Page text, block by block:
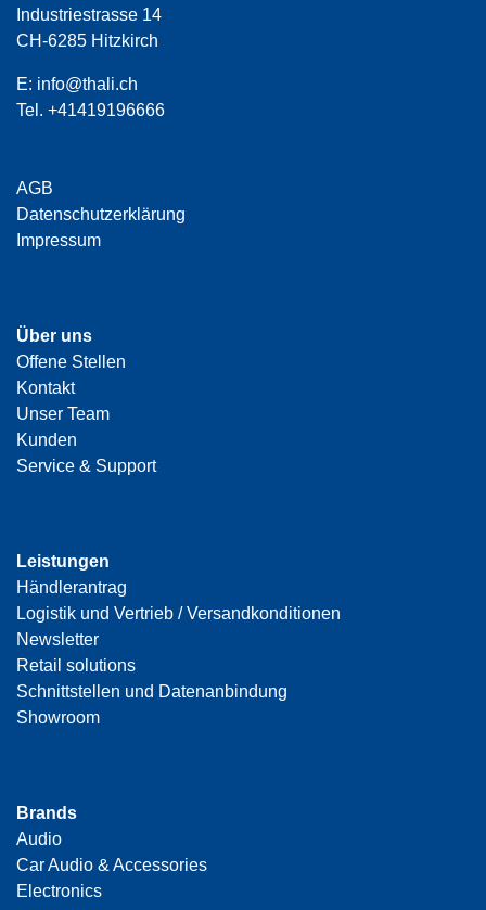
Industriestrasse 14
CH-6285 Hitzkirch
E: info@thali.ch
Tel. +41419196666
AGB
Datenschutzerklärung
Impressum
Über uns
Offene Stellen
Kontakt
Unser Team
Kunden
Service & Support
Leistungen
Händlerantrag
Logistik und Vertrieb / Versandkonditionen
Newsletter
Retail solutions
Schnittstellen und Datenanbindung
Showroom
Brands
Audio
Car Audio & Accessories
Electronics